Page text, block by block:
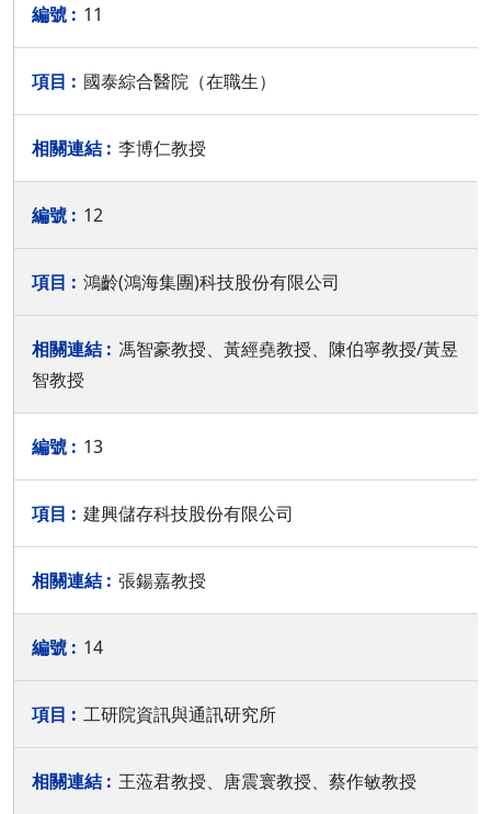
11
國泰綜合醫院（在職生）
李博仁教授
12
鴻齡(鴻海集團)科技股份有限公司
馮智豪教授、黃經堯教授、陳伯寧教授/黃昱
智教授
13
建興儲存科技股份有限公司
張鍚嘉教授
14
工研院資訊與通訊研究所
王蒞君教授、唐震寰教授、蔡作敏教授